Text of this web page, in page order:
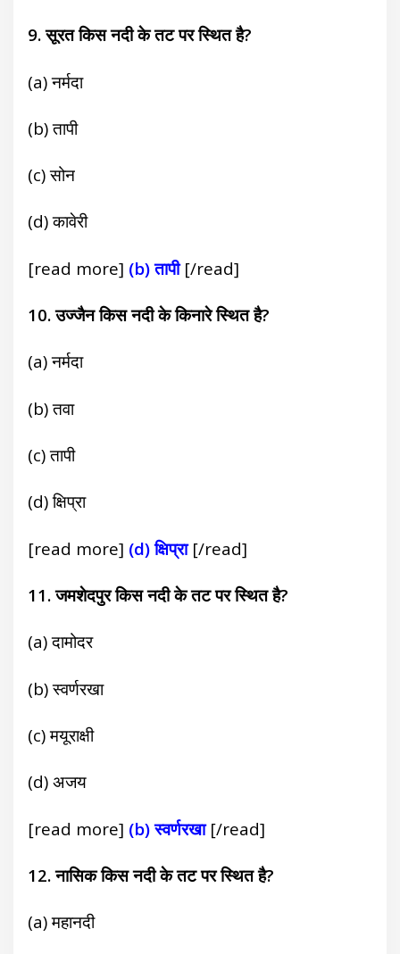
9. सूरत किस नदी के तट पर स्थित है?
(a) नर्मदा
(b) तापी
(c) सोन
(d) कावेरी
[read more] (b) तापी[/read]
10. उज्जैन किस नदी के किनारे स्थित है?
(a) नर्मदा
(b) तवा
(c) तापी
(d) क्षिप्रा
[read more] (d) क्षिप्रा[/read]
11.जमशेदपुर किस नदी के तट परस्थित है?
(a) दामोदर
(b) स्वर्णरखा
(c) मयूराक्षी
(d) अजय
[read more] (b) स्वर्णरखा[/read]
12. नासिक किस नदी के तट पर स्थित है?
(a) महानदी